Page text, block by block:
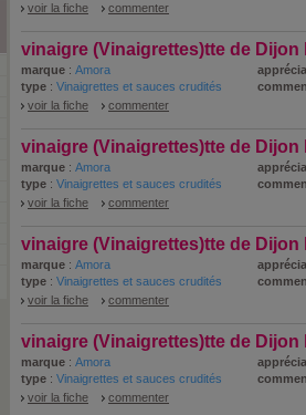
voir la fiche
commenter
vinaigre (Vinaigrettes)tte de Dijon
marque : Amora
type : Vinaigrettes et sauces crudités
voir la fiche
commenter
vinaigre (Vinaigrettes)tte de Dijon
marque : Amora
type : Vinaigrettes et sauces crudités
voir la fiche
commenter
vinaigre (Vinaigrettes)tte de Dijon
marque : Amora
type : Vinaigrettes et sauces crudités
voir la fiche
commenter
vinaigre (Vinaigrettes)tte de Dijon
marque : Amora
type : Vinaigrettes et sauces crudités
voir la fiche
commenter